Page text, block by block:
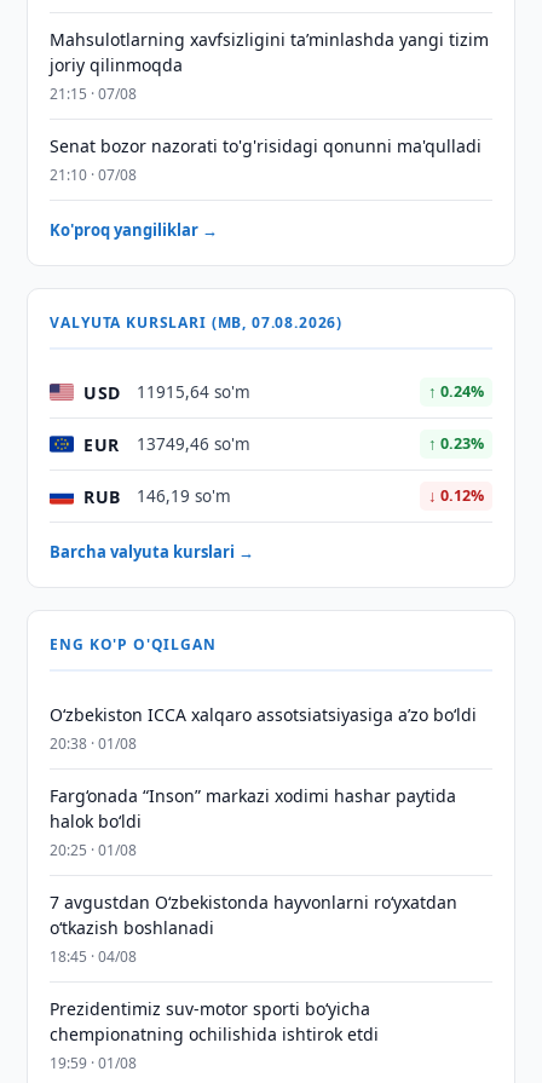
Mahsulotlarning xavfsizligini taʼminlashda yangi tizim
joriy qilinmoqda
21:15 · 07/08
Senat bozor nazorati to'g'risidagi qonunni ma'qulladi
21:10 · 07/08
Ko'proq yangiliklar →
VALYUTA KURSLARI (MB, 07.08.2026)
USD 11915,64 so'm ↑ 0.24%
EUR 13749,46 so'm ↑ 0.23%
RUB 146,19 so'm ↓ 0.12%
Barcha valyuta kurslari →
ENG KO'P O'QILGAN
O‘zbekiston ICCA xalqaro assotsiatsiyasiga aʼzo bo‘ldi
20:38 · 01/08
Farg‘onada “Inson” markazi xodimi hashar paytida
halok bo‘ldi
20:25 · 01/08
7 avgustdan O‘zbekistonda hayvonlarni ro‘yxatdan
o‘tkazish boshlanadi
18:45 · 04/08
Prezidentimiz suv-motor sporti bo‘yicha
chempionatning ochilishida ishtirok etdi
19:59 · 01/08